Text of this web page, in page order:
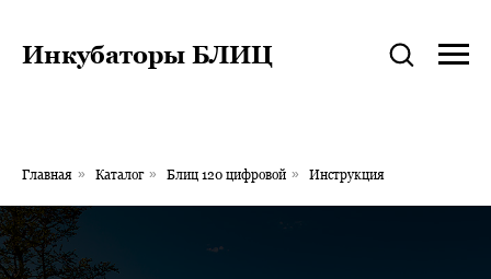
Инкубаторы БЛИЦ
Главная » Каталог » Блиц 120 цифровой » Инструкция